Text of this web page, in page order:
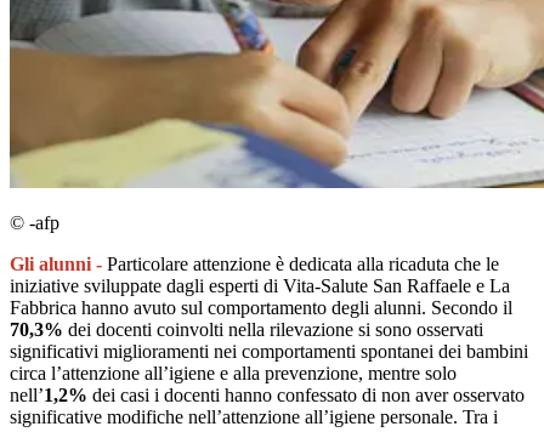
© -afp
Gli alunni - Particolare attenzione è dedicata alla ricaduta che le
iniziative sviluppate dagli esperti di Vita-Salute San Raffaele e La
Fabbrica hanno avuto sul comportamento degli alunni. Secondo il
70,3% dei docenti coinvolti nella rilevazione si sono osservati
significativi miglioramenti nei comportamenti spontanei dei bambini
circa l’attenzione all’igiene e alla prevenzione, mentre solo
nell’1,2% dei casi i docenti hanno confessato di non aver osservato
significative modifiche nell’attenzione all’igiene personale. Tra i